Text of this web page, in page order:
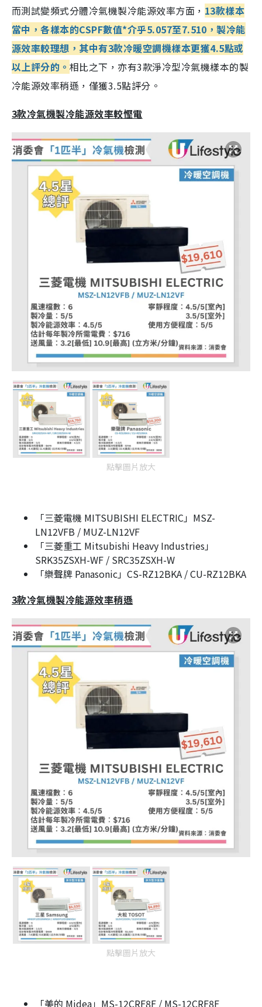
而測試變頻式分體冷氣機製冷能源效率方面， 13款樣本
當中，各樣本的CSPF數值*介乎5.057至7.510，製冷能
源效率較理想，其中有3款冷暖空調機樣本更獲4.5點或
以上評分的。 相比之下，亦有3款淨冷型冷氣機樣本的製
冷能源效率稍遜，僅獲3.5點評分。
3款冷氣機製冷能源效率較慳電
點擊圖片放大
「三菱電機 MITSUBISHI ELECTRIC」MSZ-
LN12VFB / MUZ-LN12VF
「三菱重工 Mitsubishi Heavy Industries」
SRK35ZSXH-WF / SRC35ZSXH-W
「樂聲牌 Panasonic」CS-RZ12BKA / CU-RZ12BKA
3款冷氣機製冷能源效率稍遜
點擊圖片放大
「美的 Midea」MS-12CRF8F / MS-12CRF8F